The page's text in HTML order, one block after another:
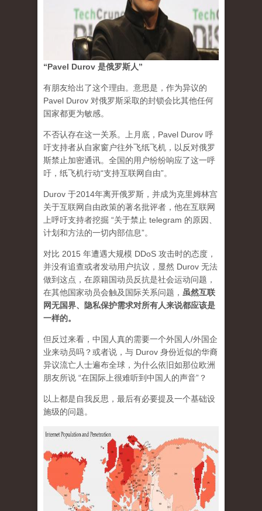
“Pavel Durov 是俄罗斯人”
有朋友给出了这个理由。意思是，作为异议的
Pavel Durov 对俄罗斯采取的封锁会比其他任何
国家都更为敏感。
不否认存在这一关系。上月底，Pavel Durov 呼
吁支持者从自家窗户往外飞纸飞机，以反对俄罗
斯禁止加密通讯。全国的用户纷纷响应了这一呼
吁，纸飞机行动“支持互联网自由”。
Durov 于2014年离开俄罗斯，并成为克里姆林宫
关于互联网自由政策的著名批评者，他在互联网
上呼吁支持者挖掘 “关于禁止 telegram 的原因、
计划和方法的一切内部信息”。
对比 2015 年遭遇大规模 DDoS 攻击时的态度，
并没有追查或者发动用户抗议，显然 Durov 无法
做到这点，在原籍国动员反抗是社会运动问题，
在其他国家动员会触及国际关系问题， 虽然互联
网无国界、隐私保护需求对所有人来说都应该是
一样的。
但反过来看，中国人真的需要一个外国人/外国企
业来动员吗？或者说，与 Durov 身份近似的华裔
异议流亡人士遍布全球，为什么依旧如那位欧洲
朋友所说 “在国际上很难听到中国人的声音”？
以上都是自我反思，最后有必要提及一个基础设
施级的问题。